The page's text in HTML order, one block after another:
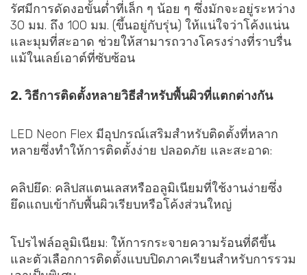
รัศมีการดัดงอขั้นต่ำที่เล็ก ๆ น้อย ๆ ซึ่งมักจะอยู่ระหว่าง
30 มม. ถึง 100 มม. (ขึ้นอยู่กับรุ่น) ให้แน่ใจว่าโค้งแน่น
และมุมที่สะอาด ช่วยให้สามารถวางโครงร่างที่ราบรื่น
แม้ในเลย์เอาต์ที่ซับซ้อน
2. วิธีการติดตั้งหลายวิธีสำหรับพื้นผิวที่แตกต่างกัน
LED Neon Flex มีอุปกรณ์เสริมสำหรับติดตั้งที่หลาก
หลายซึ่งทำให้การติดตั้งง่าย ปลอดภัย และสะอาด:
คลิปยึด: คลิปสแตนเลสหรืออลูมิเนียมที่ใช้งานง่ายซึ่ง
ยึดแถบเข้ากับพื้นผิวเรียบหรือโค้งส่วนใหญ่
โปรไฟล์อลูมิเนียม: ให้การกระจายความร้อนที่ดีขึ้น
และตัวเลือกการติดตั้งแบบปิดภาคเรียนสำหรับการรวม